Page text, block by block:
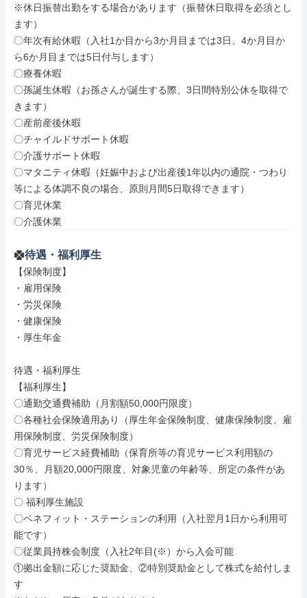
※休日振替出勤をする場合があります（振替休日取得を必須とし
ます）
〇年次有給休暇（入社1か目から3か月目までは3日、4か月目か
ら6か月目までは5日付与します）
〇療養休暇
〇孫誕生休暇（お孫さんが誕生する際、3日間特別公休を取得で
きます）
〇産前産後休暇
〇チャイルドサポート休暇
〇介護サポート休暇
〇マタニティ休暇（妊娠中および出産後1年以内の通院・つわり
等による体調不良の場合、原則月間5日取得できます）
〇育児休業
〇介護休業
待遇・福利厚生
【保険制度】
・雇用保険
・労災保険
・健康保険
・厚生年金
待遇・福利厚生
【福利厚生】
〇通勤交通費補助（月割額50,000円限度）
〇各種社会保険適用あり（厚生年金保険制度、健康保険制度、雇
用保険制度、労災保険制度）
〇育児サービス経費補助（保育所等の育児サービス利用額の
30％、月額20,000円限度、対象児童の年齢等、所定の条件があ
ります）
〇 福利厚生施設
〇ベネフィット・ステーションの利用（入社翌月1日から利用可
能です）
〇従業員持株会制度（入社2年目(※）から入会可能
①拠出金額に応じた奨励金、②特別奨励金として株式を給付しま
す